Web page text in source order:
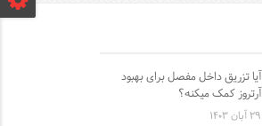
آیا تزریق داخل مفصل برای بهبود
آرتروز کمک میکنه؟
۲۹ آبان ۱۴۰۳